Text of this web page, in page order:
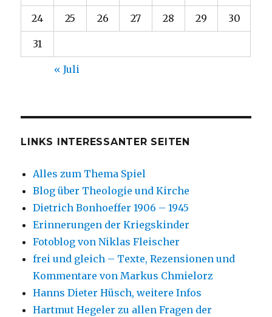
24 25 26 27 28 29 30
31
« Juli
LINKS INTERESSANTER SEITEN
Alles zum Thema Spiel
Blog über Theologie und Kirche
Dietrich Bonhoeffer 1906 – 1945
Erinnerungen der Kriegskinder
Fotoblog von Niklas Fleischer
frei und gleich – Texte, Rezensionen und
Kommentare von Markus Chmielorz
Hanns Dieter Hüsch, weitere Infos
Hartmut Hegeler zu allen Fragen der